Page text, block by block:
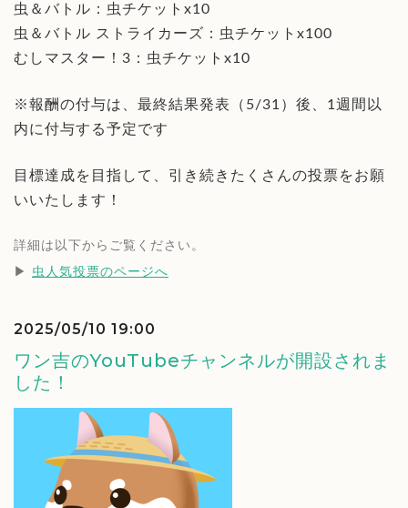
虫＆バトル：虫チケットx10
虫＆バトル ストライカーズ：虫チケットx100
むしマスター！3：虫チケットx10
※報酬の付与は、最終結果発表（5/31）後、1週間以
内に付与する予定です
目標達成を目指して、引き続きたくさんの投票をお願
いいたします！
詳細は以下からご覧ください。
▶︎ 虫人気投票のページへ
2025/05/10 19:00
ワン吉のYouTubeチャンネルが開設されま
した！